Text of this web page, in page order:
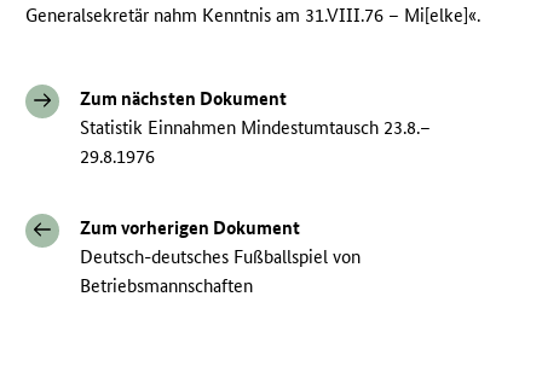
Generalsekretär nahm Kenntnis am 31.VIII.76 – Mi[elke]«.
Zum nächsten Dokument
Statistik Einnahmen Mindestumtausch 23.8.–
29.8.1976
Zum vorherigen Dokument
Deutsch-deutsches Fußballspiel von
Betriebsmannschaften